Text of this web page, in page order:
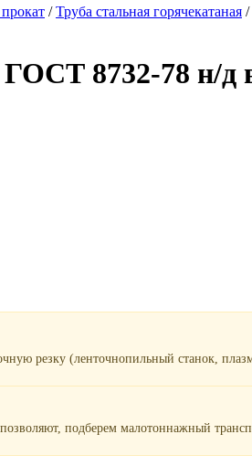
/Труба стальная горячекатаная /
8732-78 н/д
резку (ленточнопильный станок,
подберем малотоннажный